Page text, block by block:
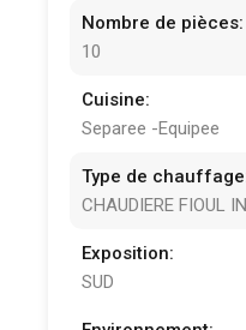
Nombre de pièces:
10
Cuisine:
Separee -Equipee
Type de
CHAUDIERE FIOUL
Exposition:
SUD